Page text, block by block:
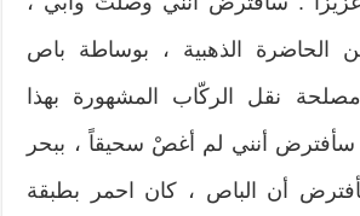
الحاضرة الذهبية ، بوساطة باص
نقل الركّاب المشهورة بهذا
أنني لم أغصْ سحيقاً ، ببحر
أن الباص ، كان احمر بطبقة